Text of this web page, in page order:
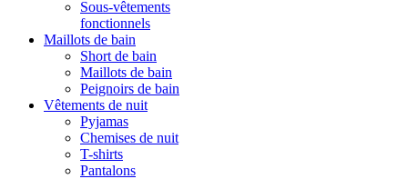
Sous-vêtements
fonctionnels
Maillots de bain
Short de bain
Maillots de bain
Peignoirs de bain
Vêtements de nuit
Pyjamas
Chemises de nuit
T-shirts
Pantalons